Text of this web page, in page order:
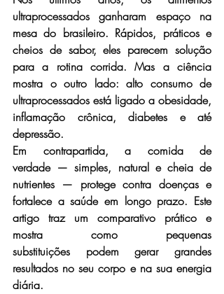
ultraprocessados ganharam espaço na
mesa do brasileiro. Rápidos, práticos e
cheios de sabor, eles parecem solução
para a rotina corrida. Mas a ciência
mostra o outro lado: alto consumo de
ultraprocessados está ligado a obesidade,
inflamação crônica, diabetes e até
depressão.
Em contrapartida, a comida de
verdade — simples, natural e cheia de
nutrientes — protege contra doenças e
fortalece a saúde em longo prazo. Este
artigo traz um comparativo prático e
mostra como pequenas
substituições podem gerar grandes
resultados no seu corpo e na sua energia
diária.